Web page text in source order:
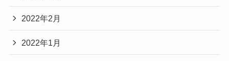
2022年2月
2022年1月